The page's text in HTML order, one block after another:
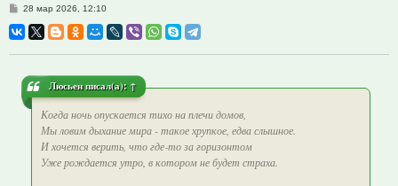
Сообщение
28 мар 2026, 12:10
Люсьенписал(а): ↑
Когда ночь опускается тихо на плечи домов,
Мы ловим дыхание мира - такое хрупкое, едва слышное.
И хочется верить, что где‑то за горизонтом
Уже рождается утро, в котором не будет страха.